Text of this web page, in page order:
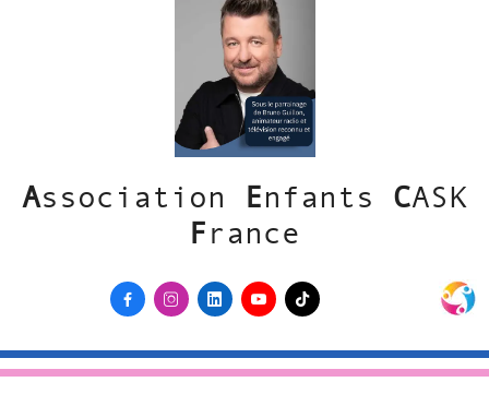
Association Enfants CASK
France
    